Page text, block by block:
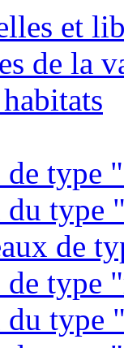
et
de la
de type
du type
de
de type
du type